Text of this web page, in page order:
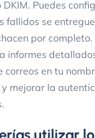
Puedes
fallidos se
por
informes
correos en tu
mejorar la